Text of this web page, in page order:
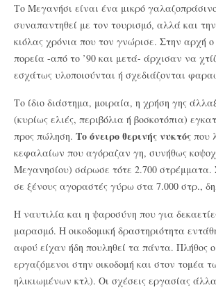
Το Μεγανήσι είναι ένα μικρό
συναπαντηθεί με τον τουρισμό, αλλά και
κιόλας χρόνια που τον γνώρισε. Στην αρχή
πορεία -από το ’90 και μετά- άρχισαν να
εσχάτως υλοποιούνται ή σχεδιάζονται
Το ίδιο διάστημα, μοιραία, η χρήση γης
(κυρίως ελιές, περιβόλια ή βοσκοτόπια)
προς πώληση. Το όνειρο θερινής νυκτός που
κεφαλαίων που αγόραζαν γη, συνήθως
Μεγανησίου) σάρωσε τότε 2.700 στρέμματα.
σε ξένους αγοραστές γύρω στα 7.000 στρ.,
H ναυτιλία και η ψαροσύνη που για
μαρασμό. Η οικοδομική δραστηριότητα
αφού είχαν ήδη πουληθεί τα πάντα. Πλήθος
εργαζόμενοι στην οικοδομή και στον τομέα
ηλικιωμένων κτλ). Οι σχέσεις εργασίας